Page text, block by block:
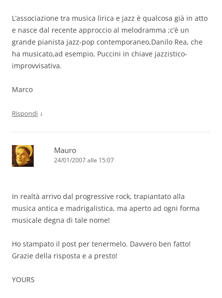
L’associazione tra musica lirica e jazz è qualcosa già in atto
e nasce dal recente approccio al melodramma ;c’è un
grande pianista jazz-pop contemporaneo,Danilo Rea, che
ha musicato,ad esempio, Puccini in chiave jazzistico-
improvvisativa.
Marco
Rispondi ↓
Mauro
24/01/2007 alle 15:07
In realtà arrivo dal progressive rock, trapiantato alla
musica antica e madrigalistica, ma aperto ad ogni forma
musicale degna di tale nome!
Ho stampato il post per tenermelo. Davvero ben fatto!
Grazie della risposta e a presto!
YOURS